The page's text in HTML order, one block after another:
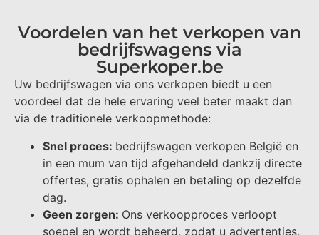
Voordelen van het verkopen van
bedrijfswagens via
Superkoper.be
Uw bedrijfswagen via ons verkopen biedt u een
voordeel dat de hele ervaring veel beter maakt dan
via de traditionele verkoopmethode:
Snel proces: bedrijfswagen verkopen België en
in een mum van tijd afgehandeld dankzij directe
offertes, gratis ophalen en betaling op dezelfde
dag.
Geen zorgen: Ons verkoopproces verloopt
soepel en wordt beheerd, zodat u advertenties,